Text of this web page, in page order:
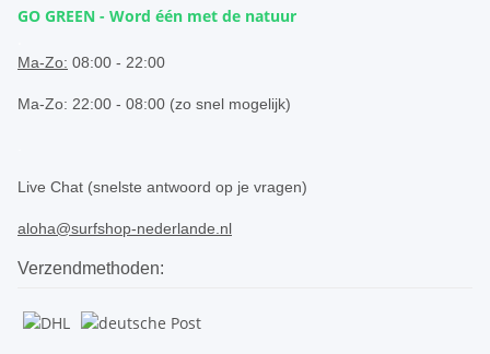
GO GREEN - Word één met de natuur
Ma-Zo: 08:00 - 22:00
Ma-Zo: 22:00 - 08:00 (zo snel mogelijk)
Live Chat (snelste antwoord op je vragen)
aloha@surfshop-nederlande.nl
Verzendmethoden: